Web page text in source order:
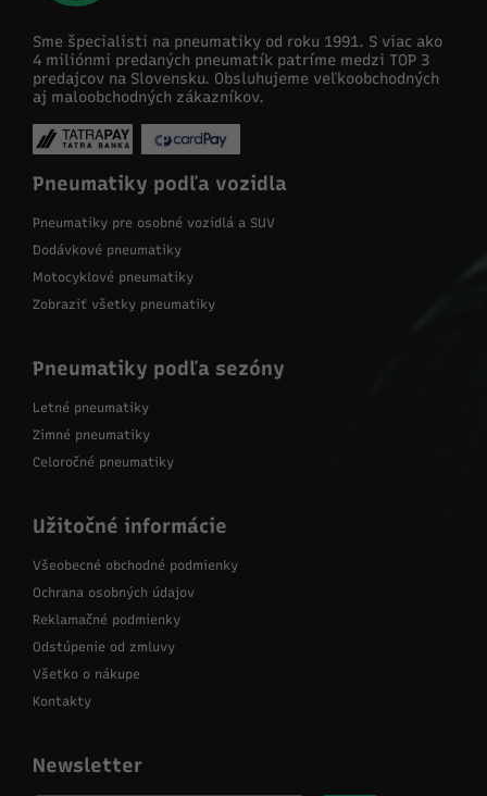
Sme špecialisti na pneumatiky od roku 1991. S viac ako
4 miliónmi predaných pneumatík patríme medzi TOP 3
predajcov na Slovensku. Obsluhujeme veľkoobchodných
aj maloobchodných zákazníkov.
Pneumatiky podľa vozidla
Pneumatiky pre osobné vozidlá a SUV
Dodávkové pneumatiky
Motocyklové pneumatiky
Zobraziť všetky pneumatiky
Pneumatiky podľa sezóny
Letné pneumatiky
Zimné pneumatiky
Celoročné pneumatiky
Užitočné informácie
Všeobecné obchodné podmienky
Ochrana osobných údajov
Reklamačné podmienky
Odstúpenie od zmluvy
Všetko o nákupe
Kontakty
Newsletter